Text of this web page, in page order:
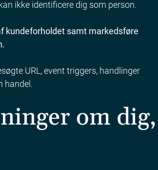
ikke identificere dig som person.
kundeforholdet samt markedsføre
URL, event triggers, handlinger
handel.
om dig,